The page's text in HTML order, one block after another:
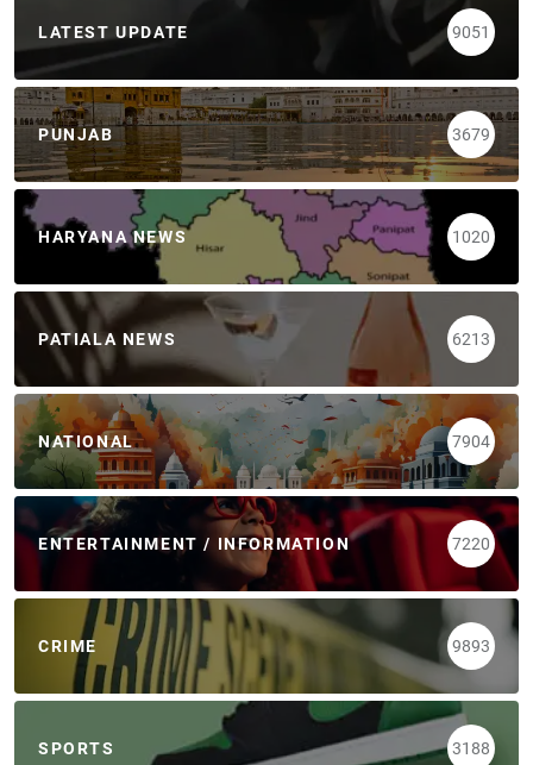
LATEST UPDATE 9051
PUNJAB 3679
HARYANA NEWS 1020
PATIALA NEWS 6213
NATIONAL 7904
ENTERTAINMENT / INFORMATION 7220
CRIME 9893
SPORTS 3188